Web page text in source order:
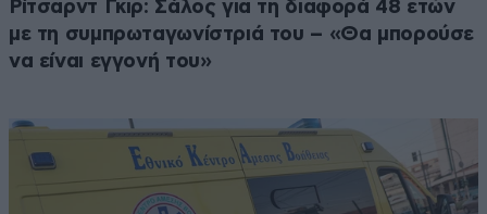
Ρίτσαρντ Γκιρ: Σάλος για τη διαφορά 48 ετών
με τη συμπρωταγωνίστριά του – «Θα μπορούσε
να είναι εγγονή του»